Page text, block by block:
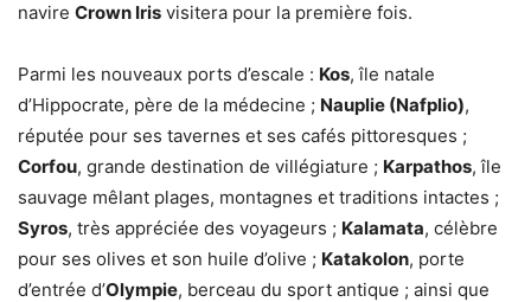
navire Crown Iris visitera pour la première fois.
Parmi les nouveaux ports d’escale : Kos, île natale
d’Hippocrate, père de la médecine ; Nauplie (Nafplio),
réputée pour ses tavernes et ses cafés pittoresques ;
Corfou, grande destination de villégiature ; Karpathos, île
sauvage mêlant plages, montagnes et traditions intactes ;
Syros, très appréciée des voyageurs ; Kalamata, célèbre
pour ses olives et son huile d’olive ; Katakolon, porte
d’entrée d’Olympie, berceau du sport antique ; ainsi que